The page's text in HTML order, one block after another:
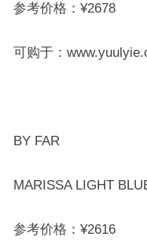
参考价格：¥2678
可购于：
BY FAR
MARISSA LIGHT
参考价格：¥2616